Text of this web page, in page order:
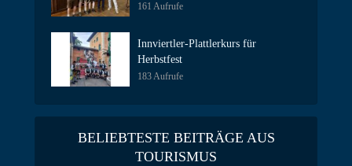
161 Aufrufe
Innviertler-Plattlerkurs für
Herbstfest
183 Aufrufe
BELIEBTESTE BEITRÄGE AUS
TOURISMUS